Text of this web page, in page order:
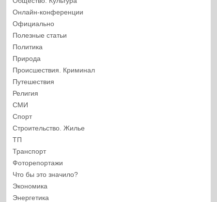
Онлайн-конференции
Официально
Полезные статьи
Политика
Природа
Происшествия. Криминал
Путешествия
Религия
СМИ
Спорт
Строительство. Жилье
ТП
Транспорт
Фоторепортажи
Что бы это значило?
Экономика
Энергетика